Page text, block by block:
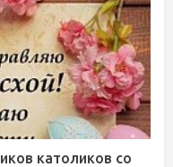
католиков со